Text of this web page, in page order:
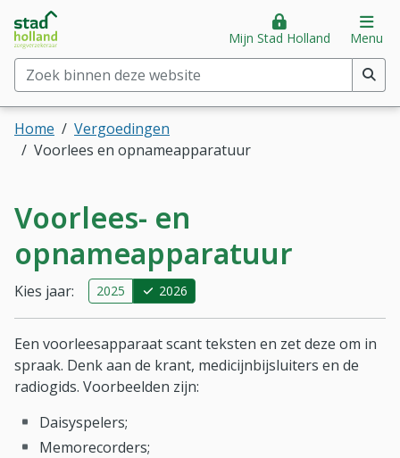
Direct naar hoofdinhoud
Direct naar hoofdmenu
Stad Holland Zorgverzekeraar
Zoek binnen deze website(min. 2 tekens)
Mijn Stad Holland Menu
Home
Vergoedingen
Voorlees en opnameapparatuur
Voorlees- en
opnameapparatuur
Kies jaar: 2025 2026
Een voorleesapparaat scant teksten en zet deze om in
spraak. Denk aan de krant, medicijnbijsluiters en de
radiogids. Voorbeelden zijn:
Daisyspelers;
Memorecorders;